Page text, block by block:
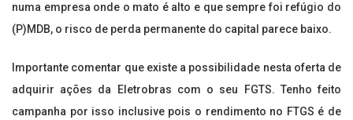
numa empresa onde o mato é alto e que sempre foi refúgio do
(P)MDB, o risco de perda permanente do capital parece baixo.
Importante comentar que existe a possibilidade nesta oferta de
adquirir ações da Eletrobras com o seu FGTS. Tenho feito
campanha por isso inclusive pois o rendimento no FTGS é de